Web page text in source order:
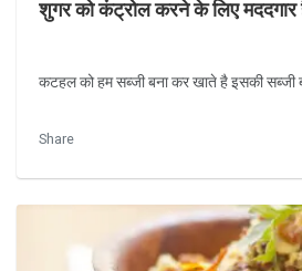
शुगर को कंट्रोल करने के लिए
कटहल को हम सब्जी बना कर खाते है इसकी सब्जी
Share